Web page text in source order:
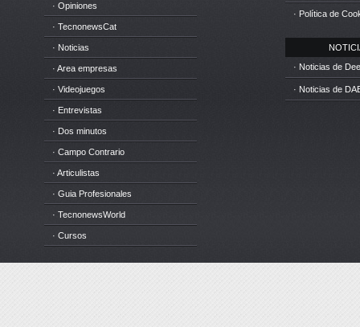
· Opiniones
· TecnonewsCat
· Noticias
· Area empresas
· Videojuegos
· Entrevistas
· Dos minutos
· Campo Contrario
· Articulistas
· Guia Profesionales
· TecnonewsWorld
· Cursos
· Política de
· Noticias de
· Noticias de